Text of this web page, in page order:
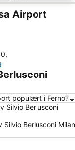
Airport
,
populært i Ferno?
Silvio Berlusconi
Berlusconi Milan